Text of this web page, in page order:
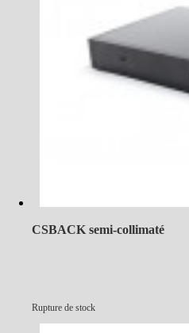
CSBACK semi-collimaté
Rupture de stock